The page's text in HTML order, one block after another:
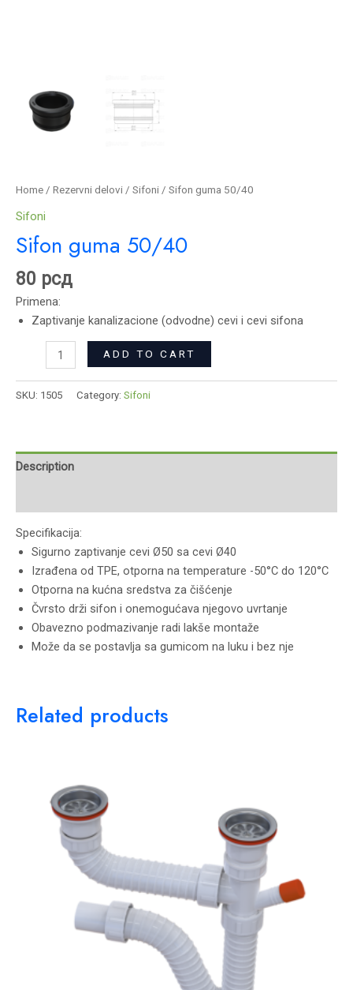
Home / Rezervni delovi / Sifoni / Sifon guma 50/40
Sifoni
Sifon guma 50/40
80 рсд
Primena:
Zaptivanje kanalizacione (odvodne) cevi i cevi sifona
ADD TO CART
SKU: 1505 Category: Sifoni
Description
Specifikacija:
Sigurno zaptivanje cevi Ø50 sa cevi Ø40
Izrađena od TPE, otporna na temperature -50°C do 120°C
Otporna na kućna sredstva za čišćenje
Čvrsto drži sifon i onemogućava njegovo uvrtanje
Obavezno podmazivanje radi lakše montaže
Može da se postavlja sa gumicom na luku i bez nje
Related products